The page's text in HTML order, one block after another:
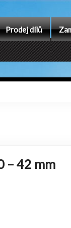
Prodej dílů
– 42 mm